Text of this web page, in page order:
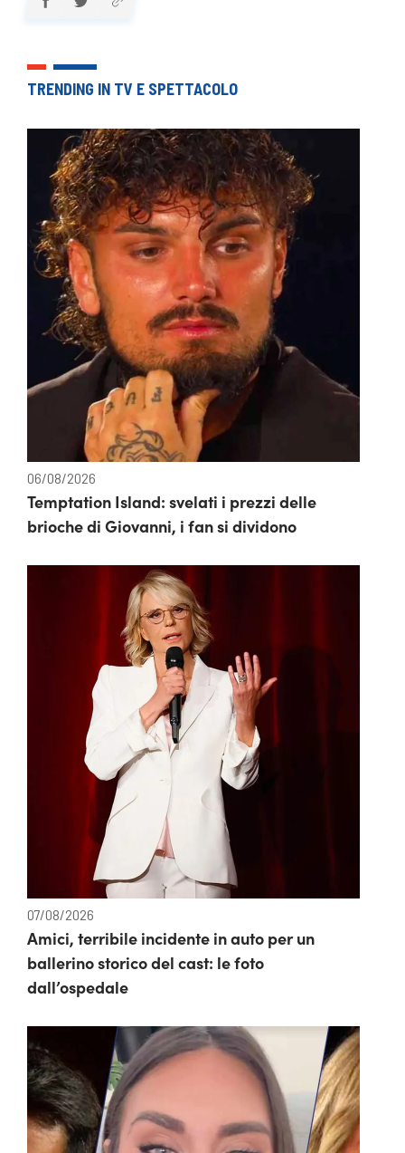
TRENDING IN TV E SPETTACOLO
06/08/2026
Temptation Island: svelati i prezzi delle
brioche di Giovanni, i fan si dividono
07/08/2026
Amici, terribile incidente in auto per un
ballerino storico del cast: le foto
dall’ospedale